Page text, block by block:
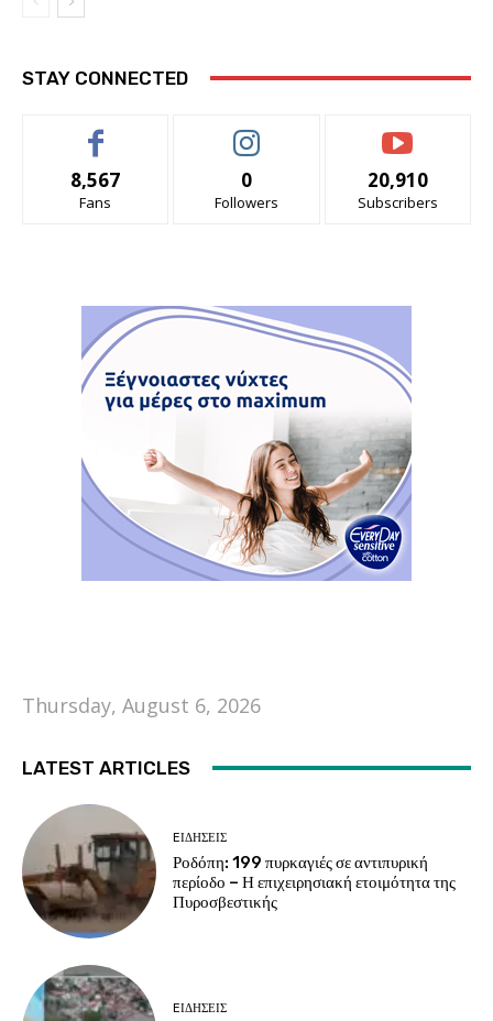
STAY CONNECTED
8,567
Fans
0
Followers
20,910
Subscribers
Thursday, August 6, 2026
LATEST ARTICLES
EΙΔΗΣΕΙΣ
Ροδόπη: 199 πυρκαγιές σε αντιπυρική
περίοδο – Η επιχειρησιακή ετοιμότητα της
Πυροσβεστικής
EΙΔΗΣΕΙΣ